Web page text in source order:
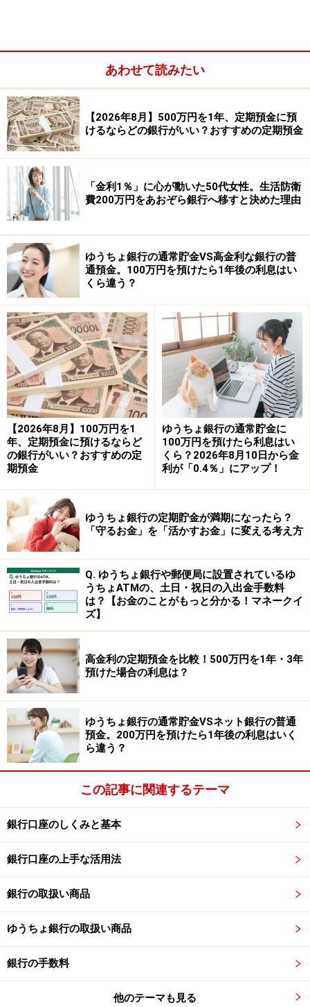
この定期預金に50万円を3カ月間預けた場合の、
後の受取利息は「約1965円」
です。
参照：IBスタート定期預金｜預金・資産運用｜北陸銀行
【6カ月もの】高金利の恩恵をしっかり受け
たい！楽天銀行「円定期預金」
「期間を長く縛られたくないけれど、今の高金利の恩恵
をしっかり受けたい」という場合に最もバランスがよい
のが、楽天銀行の「円定期預金 夏のボーナスキャンペ
●円定期預金 夏のボーナスキャンペーン
・キャンペーン期間：2026年5月22日（金）～2026年7
月31日（金）※預け入れ総額が一定額に達した時点で終
了する場合があります。
・金利：年1.0％（2026年5月時点）
・預入期間：6カ月
・預入金額：1000円以上（1円単位）
・利用条件：楽天銀行口座を持っている人
この定期預金に50万円を6カ月間預けた場合の、
後の受取利息は「約1993円」です。
参照：夏のボーナス特別金利キャンペーン 楽天銀行
【3年もの】確実に高利息をロックする！ソ
ニー銀行「円定期預金」
「しばらく使う予定のない資金なので、3年というスパ
ンで確実に高い利息を確定させたい」という方には、ソ
ニー銀行の円定期預金が有力な選択肢となります。
・金利：年1.5％（2026年5月時点）
・預入期間：3年
・利用条件：日本国在住の個人
この定期預金に50万円を預け入れ、3年後の満期まで保
あわせて読みたい
【2026年8月】500万円を1年、定期預金に預
けるならどの銀行がいい？おすすめの定期預金
「金利1％」に心が動いた50代女性。生活防衛
費200万円をあおぞら銀行へ移すと決めた理由
ゆうちょ銀行の通常貯金VS高金利な銀行の普
通預金。100万円を預けたら1年後の利息はい
くら違う？
【2026年8月】100万円を1
年、定期預金に預けるならど
の銀行がいい？おすすめの定
期預金
ゆうちょ銀行の通常貯金に
100万円を預けたら利息はい
くら？2026年8月10日から金
利が「0.4％」にアップ！
ゆうちょ銀行の定期貯金が満期になったら？
「守るお金」を「活かすお金」に変える考え方
Q. ゆうちょ銀行や郵便局に設置されているゆ
うちょATMの、土日・祝日の入出金手数料
は？【お金のことがもっと分かる！マネークイ
ズ】
高金利の定期預金を比較！500万円を1年・3年
預けた場合の利息は？
ゆうちょ銀行の通常貯金VSネット銀行の普通
預金。200万円を預けたら1年後の利息はいく
ら違う？
この記事に関連するテーマ
銀行口座のしくみと基本
銀行口座の上手な活用法
銀行の取扱い商品
ゆうちょ銀行の取扱い商品
銀行の手数料
他のテーマも見る